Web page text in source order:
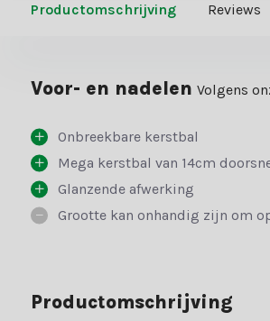
Productomschrijving Reviews
Voor- en nadelen Volgens
Onbreekbare kerstbal
Mega kerstbal van 14cm
Glanzende afwerking
Grootte kan onhandig zijn om
Productomschrijving